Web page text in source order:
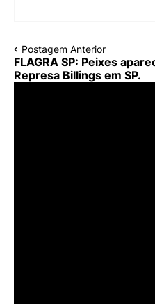
Postagem Anterior
FLAGRA SP: Peixes
Represa Billings em SP.